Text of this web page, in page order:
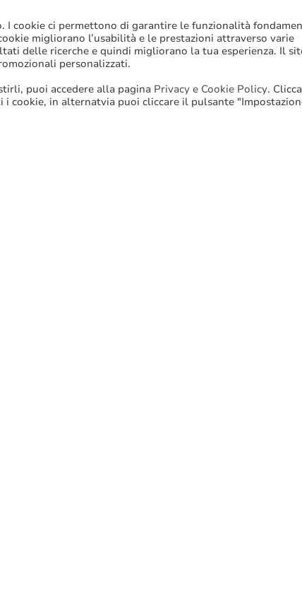
né accessorio”.
I cookie ci permettono di garantire le funzionalità
migliorano l’usabilità e le prestazioni attraverso varie
delle ricerche e quindi migliorano la tua esperienza. Il
personalizzati.
puoi accedere alla pagina Privacy e Cookie Policy.
in alternatvia puoi cliccare il pulsante